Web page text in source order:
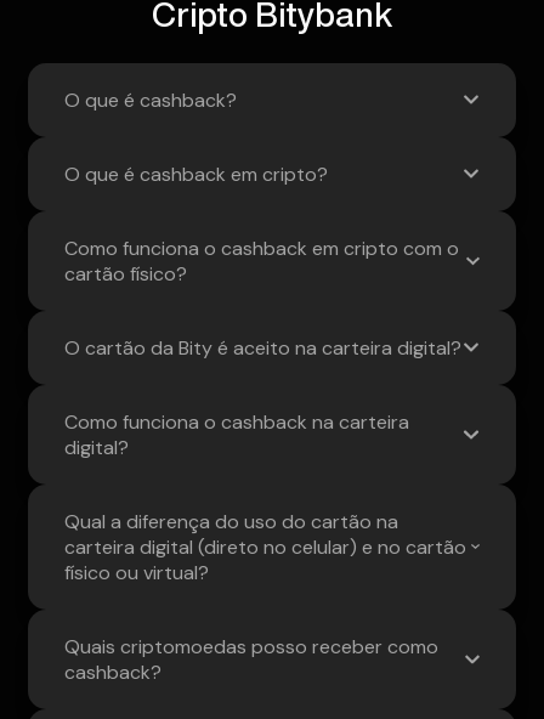
Cripto Bitybank
O que é cashback?
O que é cashback em cripto?
Como funciona o cashback em cripto com o
cartão físico?
O cartão da Bity é aceito na carteira digital?
Como funciona o cashback na carteira
digital?
Qual a diferença do uso do cartão na
carteira digital (direto no celular) e no cartão
físico ou virtual?
Quais criptomoedas posso receber como
cashback?